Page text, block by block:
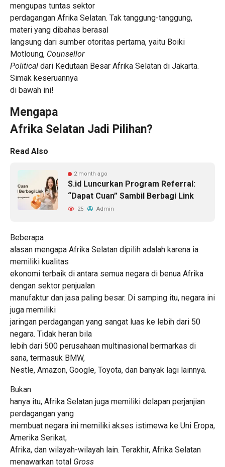
mengupas tuntas sektor
perdagangan Afrika Selatan. Tak tanggung-tanggung,
materi yang dibahas berasal
langsung dari sumber otoritas pertama, yaitu Boiki
Motloung, Counsellor
Political dari Kedutaan Besar Afrika Selatan di Jakarta.
Simak keseruannya
di bawah ini!
Mengapa
Afrika Selatan Jadi Pilihan?
Read Also
2 month ago
S.id Luncurkan Program Referral:
“Dapat Cuan” Sambil Berbagi Link
25 Admin
Beberapa
alasan mengapa Afrika Selatan dipilih adalah karena ia
memiliki kualitas
ekonomi terbaik di antara semua negara di benua Afrika
dengan sektor penjualan
manufaktur dan jasa paling besar. Di samping itu, negara ini
juga memiliki
jaringan perdagangan yang sangat luas ke lebih dari 50
negara. Tidak heran bila
lebih dari 500 perusahaan multinasional bermarkas di
sana, termasuk BMW,
Nestle, Amazon, Google, Toyota, dan banyak lagi lainnya.
Bukan
hanya itu, Afrika Selatan juga memiliki delapan perjanjian
perdagangan yang
membuat negara ini memiliki akses istimewa ke Uni Eropa,
Amerika Serikat,
Afrika, dan wilayah-wilayah lain. Terakhir, Afrika Selatan
menawarkan total Gross